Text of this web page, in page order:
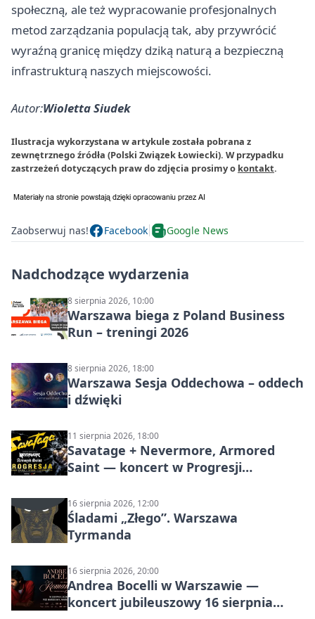
społeczną, ale też wypracowanie profesjonalnych
metod zarządzania populacją tak, aby przywrócić
wyraźną granicę między dziką naturą a bezpieczną
infrastrukturą naszych miejscowości.
Autor:Wioletta Siudek
Ilustracja wykorzystana w artykule została pobrana z
zewnętrznego źródła (Polski Związek Łowiecki). W przypadku
zastrzeżeń dotyczących praw do zdjęcia prosimy o kontakt.
Zaobserwuj nas! Facebook Google News
Nadchodzące wydarzenia
8 sierpnia 2026, 10:00
Warszawa biega z Poland Business
Run – treningi 2026
8 sierpnia 2026, 18:00
Warszawa Sesja Oddechowa – oddech
i dźwięki
11 sierpnia 2026, 18:00
Savatage + Nevermore, Armored
Saint — koncert w Progresji
16 sierpnia 2026, 12:00
Śladami „Złego”. Warszawa
Tyrmanda
16 sierpnia 2026, 20:00
Andrea Bocelli w Warszawie —
koncert jubileuszowy 16 sierpnia